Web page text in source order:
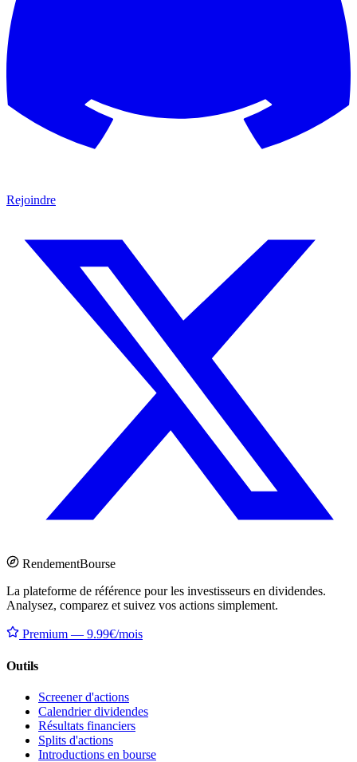
Rejoindre
RendementBourse
La plateforme de référence pour les investisseurs en dividendes.
Analysez, comparez et suivez vos actions simplement.
Premium — 9.99€/mois
Outils
Screener d'actions
Calendrier dividendes
Résultats financiers
Splits d'actions
Introductions en bourse